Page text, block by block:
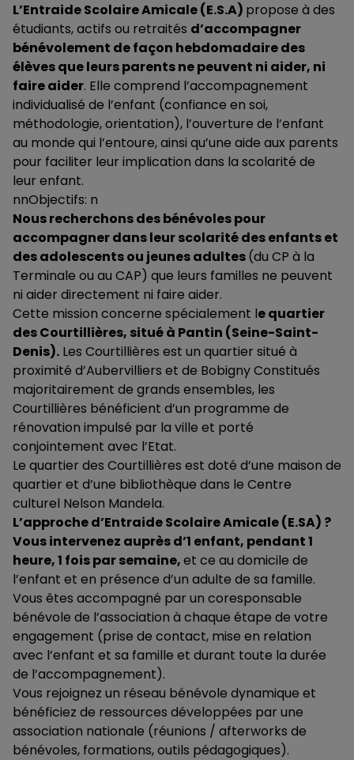
L’Entraide Scolaire Amicale (E.S.A) propose à des
étudiants, actifs ou retraités d’accompagner
bénévolement de façon hebdomadaire des
élèves que leurs parents ne peuvent ni aider, ni
faire aider. Elle comprend l’accompagnement
individualisé de l’enfant (confiance en soi,
méthodologie, orientation), l’ouverture de l’enfant
au monde qui l’entoure, ainsi qu’une aide aux parents
pour faciliter leur implication dans la scolarité de
leur enfant.
nnObjectifs: n
Nous recherchons des bénévoles pour
accompagner dans leur scolarité des enfants et
des adolescents ou jeunes adultes(du CP à la
Terminale ou au CAP) que leurs familles ne peuvent
ni aider directement ni faire aider.
Cette mission concerne spécialement le quartier
des Courtillières, situé à Pantin (Seine-Saint-
Denis). Les Courtillières est un quartier situé à
proximité d’Aubervilliers et de Bobigny Constitués
majoritairement de grands ensembles, les
Courtillières bénéficient d’un programme de
rénovation impulsé par la ville et porté
conjointement avec l’Etat.
Le quartier des Courtillières est doté d’une maison de
quartier et d’une bibliothèque dans le Centre
culturel Nelson Mandela.
L’approche d’Entraide Scolaire Amicale (E.SA) ?
Vous intervenez auprès d’1 enfant, pendant 1
heure, 1 fois par semaine,et ce au domicile de
l’enfant et en présence d’un adulte de sa famille.
Vous êtes accompagné par un coresponsable
bénévole de l’association à chaque étape de votre
engagement (prise de contact, mise en relation
avec l’enfant et sa famille et durant toute la durée
de l’accompagnement).
Vous rejoignez un réseau bénévole dynamique et
bénéficiez de ressources développées par une
association nationale (réunions / afterworks de
bénévoles, formations, outils pédagogiques).